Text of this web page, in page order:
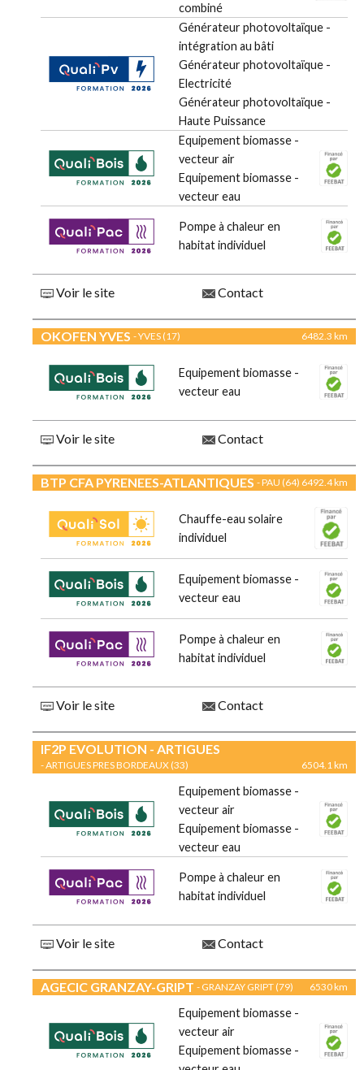
combiné
Générateur photovoltaïque -
intégration au bâti
Générateur photovoltaïque -
Electricité
Générateur photovoltaïque -
Haute Puissance
Equipement biomasse -
vecteur air
Equipement biomasse -
vecteur eau
Pompe à chaleur en
habitat individuel
Voir le site Contact
OKOFEN YVES - YVES (17) 6482.3 km
Equipement biomasse -
vecteur eau
Voir le site Contact
BTP CFA PYRENEES-ATLANTIQUES - PAU (64) 6492.4 km
Chauffe-eau solaire
individuel
Equipement biomasse -
vecteur eau
Pompe à chaleur en
habitat individuel
Voir le site Contact
IF2P EVOLUTION - ARTIGUES
- ARTIGUES PRES BORDEAUX (33) 6504.1 km
Equipement biomasse -
vecteur air
Equipement biomasse -
vecteur eau
Pompe à chaleur en
habitat individuel
Voir le site Contact
AGECIC GRANZAY-GRIPT - GRANZAY GRIPT (79) 6530 km
Equipement biomasse -
vecteur air
Equipement biomasse -